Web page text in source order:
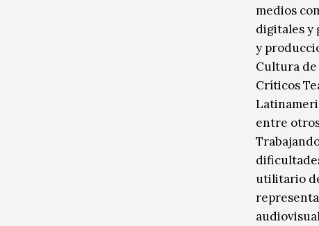
medios
digitales y
y
Cultura de
Críticos
entre
utilitario